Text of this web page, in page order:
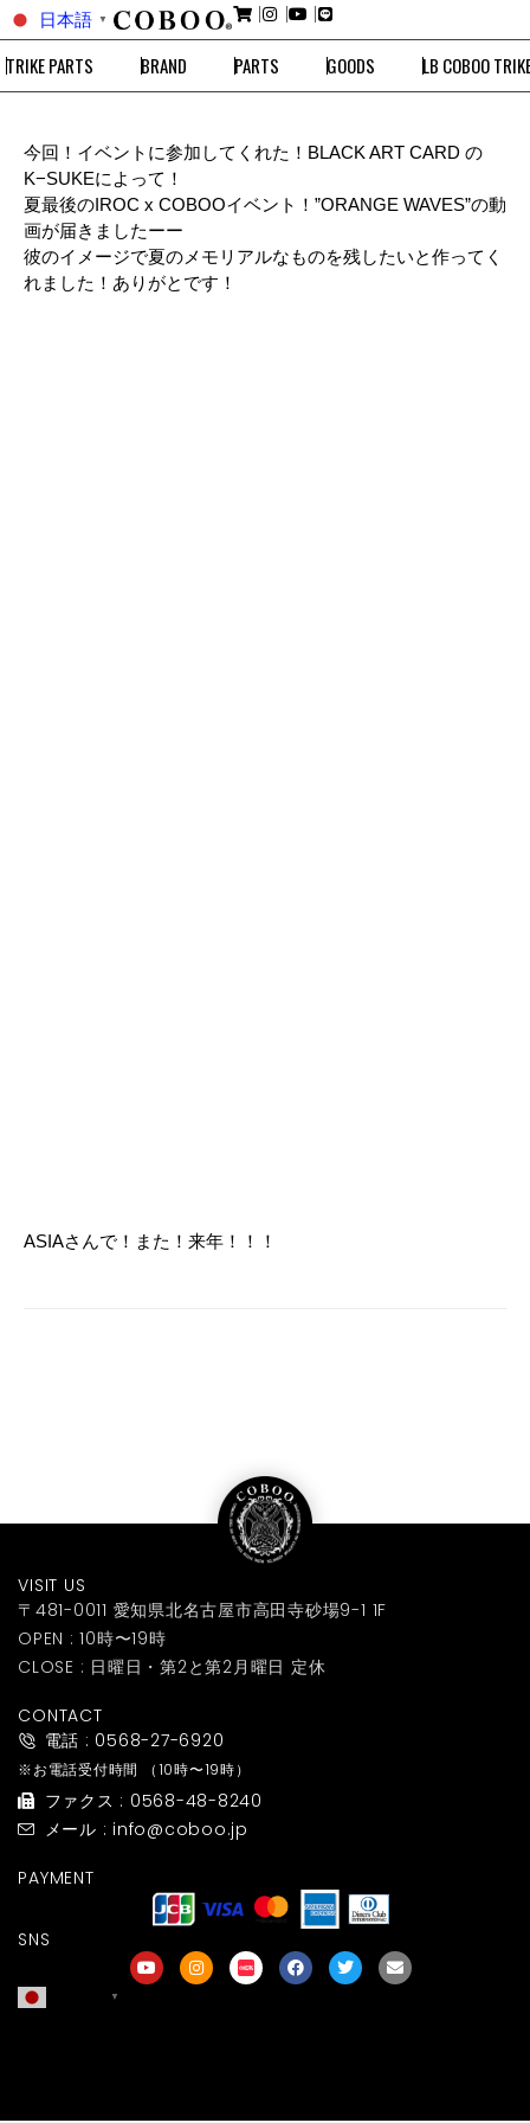
日本語 ▼
TRIKE PARTS BRAND PARTS GOODS LB COBOO
今回！イベントに参加してくれた！BLACK ART CARD の
K−SUKEによって！
夏最後のIROC x COBOOイベント！”ORANGE WAVES”の動
画が届きましたーー
彼のイメージで夏のメモリアルなものを残したいと作ってく
れました！ありがとです！
ASIAさんで！また！来年！！！
VISIT US
〒481-0011 愛知県北名古屋市高田寺砂場9-1 1F
OPEN : 10時〜19時
CLOSE : 日曜日・第2と第2月曜日 定休
CONTACT
電話 : 0568-27-6920
※お電話受付時間 （10時〜19時）
ファクス : 0568-48-8240
メール : info@coboo.jp
PAYMENT
SNS
▼